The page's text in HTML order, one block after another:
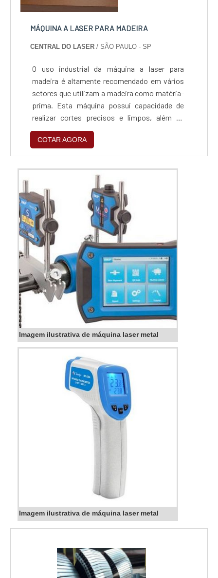
MÁQUINA A LASER PARA MADEIRA
CENTRAL DO LASER/ SÃO PAULO - SP
O uso industrial da máquina a laser para
madeira é altamente recomendado em vários
setores que utilizam a madeira como matéria-
prima. Esta máquina possui capacidade de
realizar cortes precisos e limpos, além de
gravação na superfície. O uso do feixe de laser
é potencializado por meio de um sistema de
espelhos e lentes do tipo ópticas que
concentram a energia e potência. Dessa
forma, o laser atinge o material colocado na
mesa milimetrica...
COTAR AGORA
Imagem ilustrativa de máquina laser metal
Imagem ilustrativa de máquina laser metal